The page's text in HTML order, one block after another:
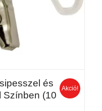
és
Színben (10
Akció!